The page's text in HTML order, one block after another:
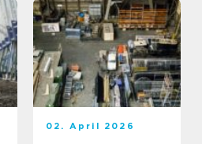
02. April 2026